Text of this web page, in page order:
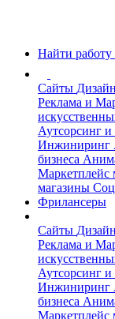
Найти работу
Сайты Дизайн
Реклама и
Аутсорсинг и
Инжиниринг
бизнеса
Маркетплейс
магазины
Фрилансеры
Сайты Дизайн
Реклама и
Аутсорсинг и
Инжиниринг
бизнеса
Маркетплейс